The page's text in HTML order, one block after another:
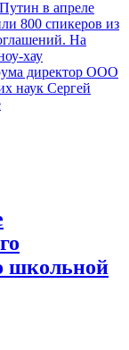
в апреле
800 спикеров из
На
хау
директор ООО
наук Сергей
школьной